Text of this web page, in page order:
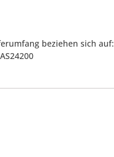
beziehen sich auf: